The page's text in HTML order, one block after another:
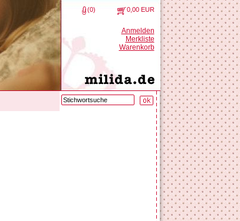
(0) 0,00 EUR
Anmelden
Merkliste
Warenkorb